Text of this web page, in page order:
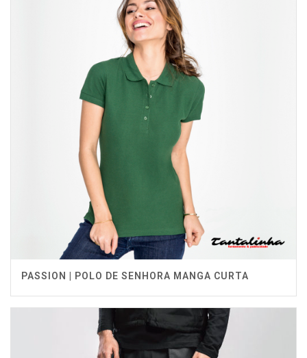
PASSION | POLO DE SENHORA MANGA CURTA